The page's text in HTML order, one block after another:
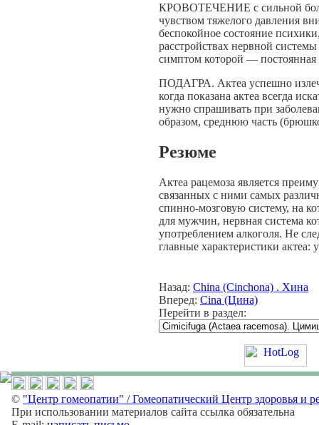
КРОВОТЕЧЕНИЕ с сильной
чувством тяжелого давления
беспокойное состояние
расстройствах нервной
симптом которой — постоянная
ПОДАГРА. Актеа успешно
когда показана актеа всегда
нужно спрашивать при
образом, среднюю часть
Резюме
Актеа рацемоза является
связанных с ними самых
спинно-мозговую систему, на
для мужчин, нервная система
употреблением алкоголя. Не
главные характеристики
Назад: China (Cinchona) . Хина
Вперед: Cina (Цина)
Перейти в раздел:
© "Центр гомеопатии" / Гомеопатический Центр здоровья и
При использовании материалов сайта ссылка обязательна